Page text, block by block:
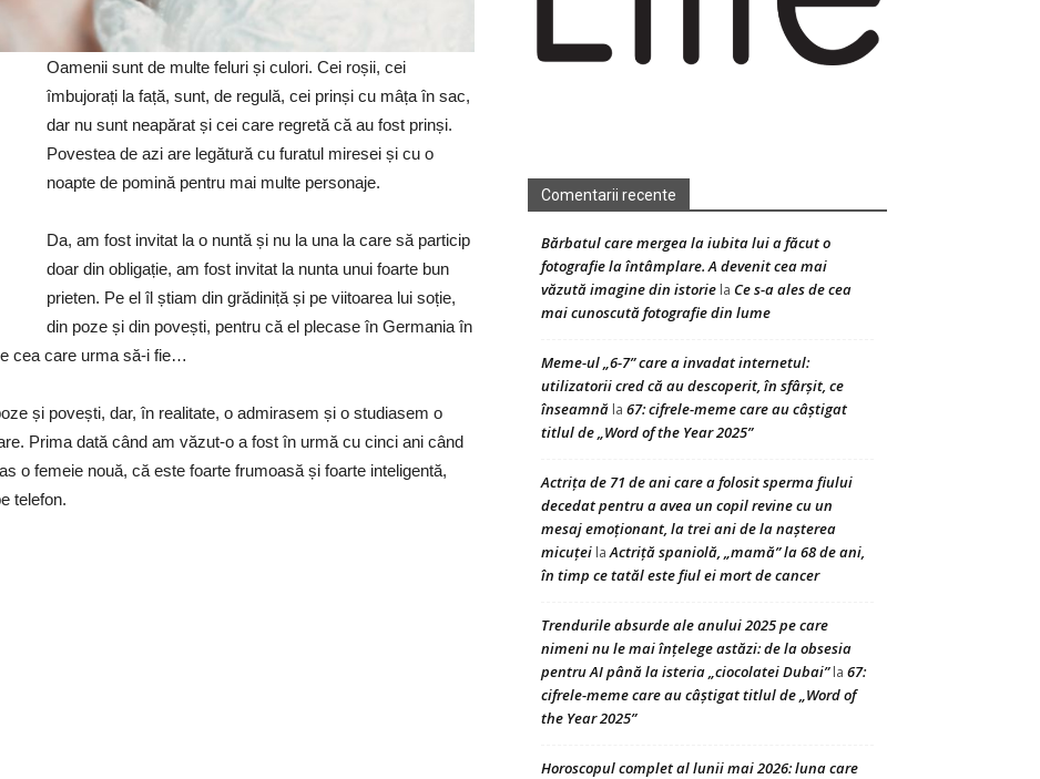
Oamenii sunt de multe feluri și culori. Cei roșii, cei
îmbujorați la față, sunt, de regulă, cei prinși cu mâța în sac,
dar nu sunt neapărat și cei care regretă că au fost prinși.
Povestea de azi are legătură cu furatul miresei și cu o
noapte de pomină pentru mai multe personaje.
Da, am fost invitat la o nuntă și nu la una la care să particip
doar din obligație, am fost invitat la nunta unui foarte bun
prieten. Pe el îl știam din grădiniță și pe viitoarea lui soție,
din poze și din povești, pentru că el plecase în Germania în
cea care urma să-i fie…
și povești, dar, în realitate, o admirasem și o studiasem o
Prima dată când am văzut-o a fost în urmă cu cinci ani când
o femeie nouă, că este foarte frumoasă și foarte inteligentă,
telefon.
Comentarii recente
Bărbatul care mergea la iubita lui a făcut o
fotografie la întâmplare. A devenit cea mai
văzută imagine din istorie la Ce s-a ales de cea
mai cunoscută fotografie din lume
Meme-ul „6-7” care a invadat internetul:
utilizatorii cred că au descoperit, în sfârșit, ce
înseamnă la 67: cifrele-meme care au câștigat
titlul de „Word of the Year 2025”
Actrița de 71 de ani care a folosit sperma fiului
decedat pentru a avea un copil revine cu un
mesaj emoționant, la trei ani de la nașterea
micuței laActriță spaniolă, „mamă” la 68 de ani,
în timp ce tatăl este fiul ei mort de cancer
Trendurile absurde ale anului 2025 pe care
nimeni nu le mai înțelege astăzi: de la obsesia
pentru AI până la isteria „ciocolatei Dubai”la 67:
cifrele-meme care au câștigat titlul de „Word of
the Year 2025”
Horoscopul complet al lunii mai 2026: luna care